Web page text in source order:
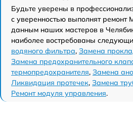
Будьте уверены в
с уверенностью выполнят ремонт
данным наших мастеров в
наиболее востребованы
водяного фильтра, Замена
Замена предохранительного
термопредохранителя, Замена
Ликвидация протечек, Замена
Ремонт модуля управления.